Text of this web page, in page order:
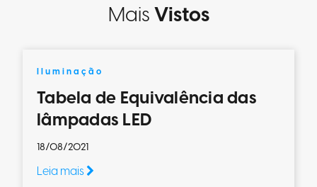
MaisVistos
Iluminação
Tabela de Equivalência das
lâmpadas LED
18/08/2021
Leia mais